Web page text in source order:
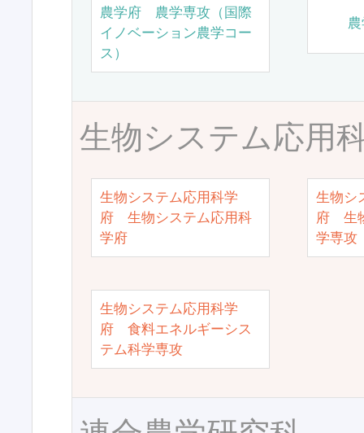
農学府 農学専攻（国際
イノベーション農学コー
ス）
生物システム応用
生物システム応用科学
府 生物システム応用科
学府
生物シ
府 生
学専攻
生物システム応用科学
府 食料エネルギーシス
テム科学専攻